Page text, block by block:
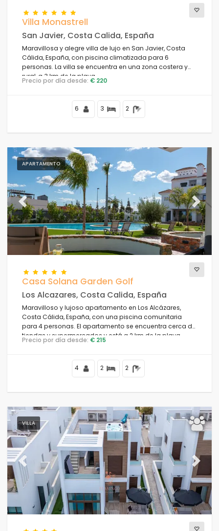
Villa Monastrell
San Javier, Costa Calida, España
Maravillosa y alegre villa de lujo en San Javier, Costa
Cálida, España, con piscina climatizada para 6
personas. La villa se encuentra en una zona costera y
rural, a 3 km de la playa.
Precio por día desde: € 220
6 3 2
APARTAMENTO
Previous Next
Casa Solana Garden Golf
Los Alcazares, Costa Calida, España
Maravilloso y lujoso apartamento en Los Alcázares,
Costa Cálida, España, con una piscina comunitaria
para 4 personas. El apartamento se encuentra cerca de
tiendas y supermercados y está a 2 km de la playa.
Precio por día desde: € 215
4 2 2
VILLA
Previous Next